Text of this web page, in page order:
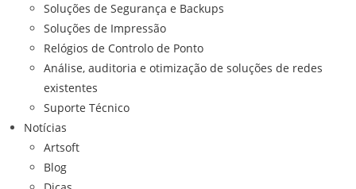
Soluções de Segurança e Backups
Soluções de Impressão
Relógios de Controlo de Ponto
Análise, auditoria e otimização de soluções de redes
existentes
Suporte Técnico
Notícias
Artsoft
Blog